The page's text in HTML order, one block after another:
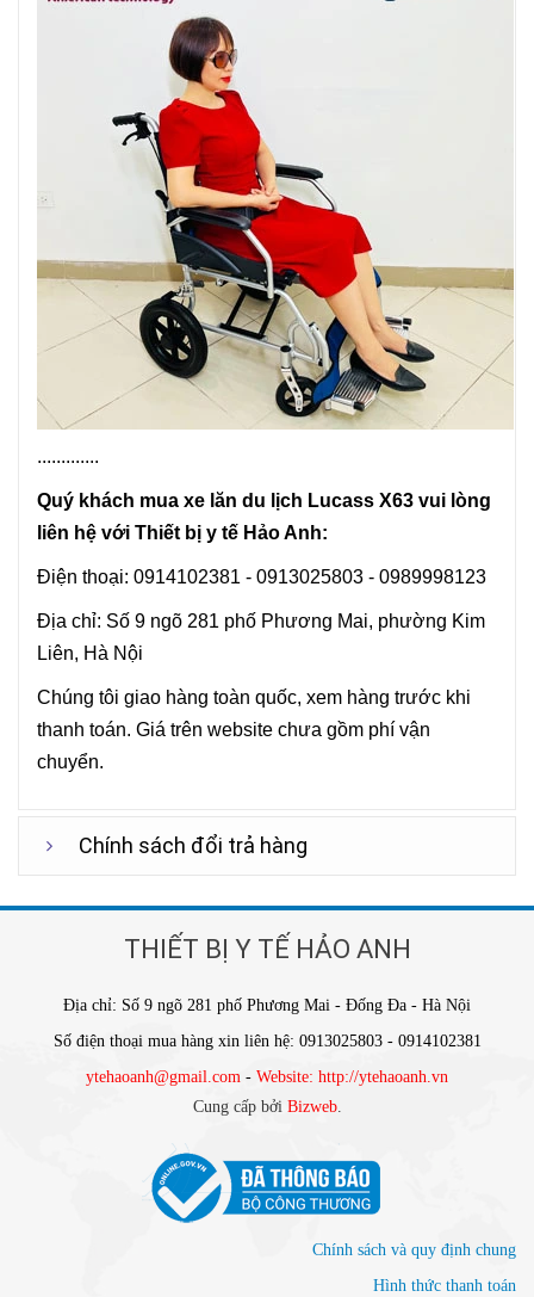
.............
Quý khách mua xe lăn du lịch Lucass X63 vui lòng
liên hệ với Thiết bị y tế Hảo Anh:
Điện thoại: 0914102381 - 0913025803 - 0989998123
Địa chỉ: Số 9 ngõ 281 phố Phương Mai, phường Kim
Liên, Hà Nội
Chúng tôi giao hàng toàn quốc, xem hàng trước khi
thanh toán. Giá trên website chưa gồm phí vận
chuyển.
Chính sách đổi trả hàng
THIẾT BỊ Y TẾ HẢO ANH
Địa chỉ: Số 9 ngõ 281 phố Phương Mai - Đống Đa - Hà Nội
Số điện thoại mua hàng xin liên hệ: 0913025803 - 0914102381
ytehaoanh@gmail.com - Website: http://ytehaoanh.vn
Cung cấp bởi Bizweb.
Chính sách và quy định chung
Hình thức thanh toán